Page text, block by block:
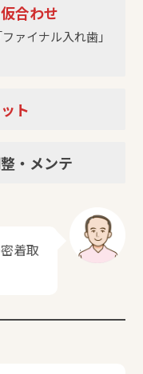
合わせ
ァイナル入れ歯」
ト
・メンテ
着取